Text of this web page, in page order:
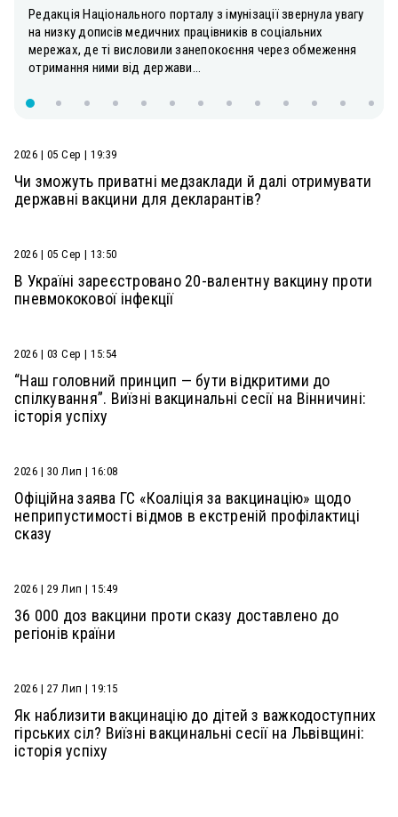
Редакція Національного порталу з імунізації звернула увагу
на низку дописів медичних працівників в соціальних
мережах, де ті висловили занепокоєння через обмеження
отримання ними від держави...
2026 | 05 Сер | 19:39
Чи зможуть приватні медзаклади й далі отримувати
державні вакцини для декларантів?
2026 | 05 Сер | 13:50
В Україні зареєстровано 20-валентну вакцину проти
пневмококової інфекції
2026 | 03 Сер | 15:54
“Наш головний принцип — бути відкритими до
спілкування”. Виїзні вакцинальні сесії на Вінничині:
історія успіху
2026 | 30 Лип | 16:08
Офіційна заява ГС «Коаліція за вакцинацію» щодо
неприпустимості відмов в екстреній профілактиці
сказу
2026 | 29 Лип | 15:49
36 000 доз вакцини проти сказу доставлено до
регіонів країни
2026 | 27 Лип | 19:15
Як наблизити вакцинацію до дітей з важкодоступних
гірських сіл? Виїзні вакцинальні сесії на Львівщині:
історія успіху